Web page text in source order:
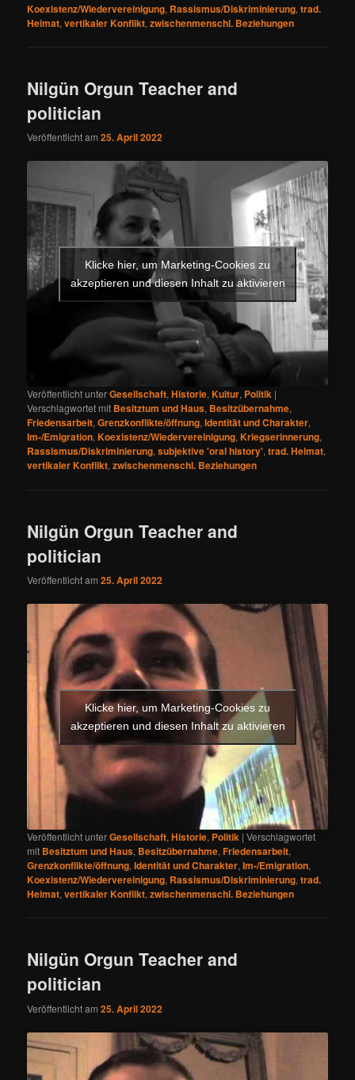
Koexistenz/Wiedervereinigung, Rassismus/Diskriminierung,trad.
Heimat,vertikaler Konflikt,zwischenmenschl. Beziehungen
Nilgün Orgun Teacher and
politician
Veröffentlicht am25. April 2022
Klicke hier, um Marketing-Cookies zu
akzeptieren und diesen Inhalt zu aktivieren
Veröffentlicht unterGesellschaft,Historie,Kultur, Politik |
Verschlagwortet mit Besitztum und Haus, Besitzübernahme,
Friedensarbeit,Grenzkonflikte/öffnung,Identität und Charakter,
Im-/Emigration,Koexistenz/Wiedervereinigung,Kriegserinnerung,
Rassismus/Diskriminierung,subjektive 'oral history',trad. Heimat,
vertikaler Konflikt,zwischenmenschl. Beziehungen
Nilgün Orgun Teacher and
politician
Veröffentlicht am25. April 2022
Klicke hier, um Marketing-Cookies zu
akzeptieren und diesen Inhalt zu aktivieren
Veröffentlicht unterGesellschaft,Historie, Politik |Verschlagwortet
mit Besitztum und Haus, Besitzübernahme,Friedensarbeit,
Grenzkonflikte/öffnung,Identität und Charakter,Im-/Emigration,
Koexistenz/Wiedervereinigung, Rassismus/Diskriminierung,trad.
Heimat,vertikaler Konflikt,zwischenmenschl. Beziehungen
Nilgün Orgun Teacher and
politician
Veröffentlicht am25. April 2022